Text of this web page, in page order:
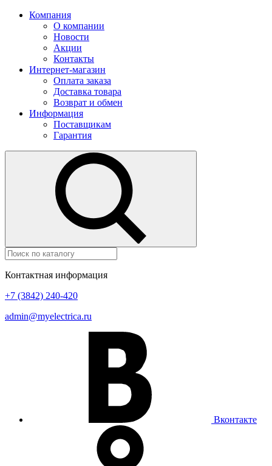
Компания
О компании
Новости
Акции
Контакты
Интернет-магазин
Оплата заказа
Доставка товара
Возврат и обмен
Информация
Поставщикам
Гарантия
Контактная информация
+7 (3842) 240-420
admin@myelectrica.ru
Вконтакте